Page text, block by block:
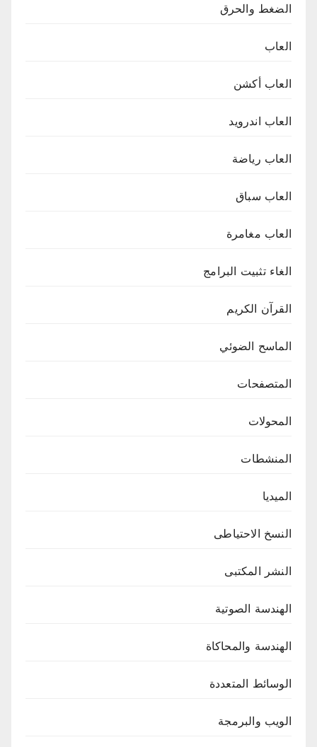
الضغط والحرق
العاب
العاب أكشن
العاب اندرويد
العاب رياضة
العاب سباق
العاب مغامرة
الغاء تثبيت البرامج
القرآن الكريم
الماسح الضوئي
المتصفحات
المحولات
المنشطات
الميديا
النسخ الاحتياطى
النشر المكتبى
الهندسة الصوتية
الهندسة والمحاكاة
الوسائط المتعددة
الويب والبرمجة